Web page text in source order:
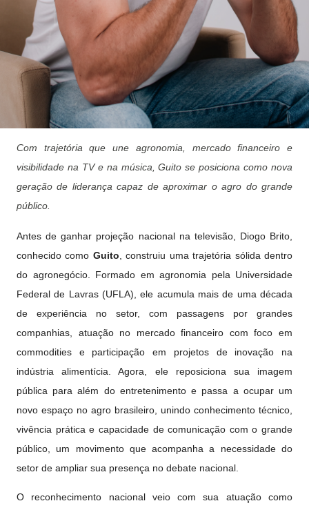
Com trajetória que une agronomia, mercado financeiro e
visibilidade na TV e na música, Guito se posiciona como nova
geração de liderança capaz de aproximar o agro do grande
público.
Antes de ganhar projeção nacional na televisão, Diogo Brito,
conhecido como Guito , construiu uma trajetória sólida dentro
do agronegócio. Formado em agronomia pela Universidade
Federal de Lavras (UFLA), ele acumula mais de uma década
de experiência no setor, com passagens por grandes
companhias, atuação no mercado financeiro com foco em
commodities e participação em projetos de inovação na
indústria alimentícia. Agora, ele reposiciona sua imagem
pública para além do entretenimento e passa a ocupar um
novo espaço no agro brasileiro, unindo conhecimento técnico,
vivência prática e capacidade de comunicação com o grande
público, um movimento que acompanha a necessidade do
setor de ampliar sua presença no debate nacional.
O reconhecimento nacional veio com sua atuação como